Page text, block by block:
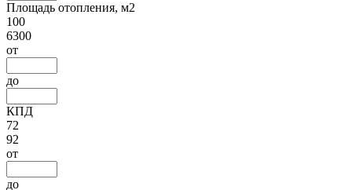
Площадь отопления, м2
100
6300
от
до
КПД
72
92
от
до